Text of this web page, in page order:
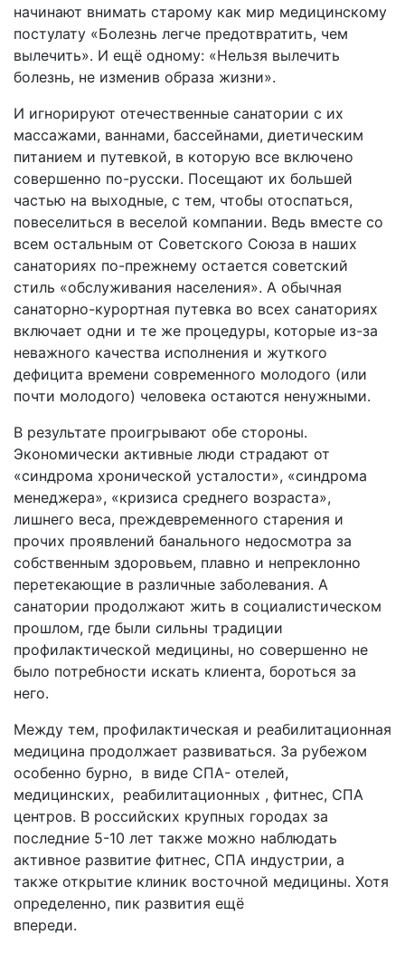
начинают внимать старому как мир медицинскому
постулату «Болезнь легче предотвратить, чем
вылечить». И ещё одному: «Нельзя вылечить
болезнь, не изменив образа жизни».
И игнорируют отечественные санатории с их
массажами, ваннами, бассейнами, диетическим
питанием и путевкой, в которую все включено
совершенно по-русски. Посещают их большей
частью на выходные, с тем, чтобы отоспаться,
повеселиться в веселой компании. Ведь вместе со
всем остальным от Советского Союза в наших
санаториях по-прежнему остается советский
стиль «обслуживания населения». А обычная
санаторно-курортная путевка во всех санаториях
включает одни и те же процедуры, которые из-за
неважного качества исполнения и жуткого
дефицита времени современного молодого (или
почти молодого) человека остаются ненужными.
В результате проигрывают обе стороны.
Экономически активные люди страдают от
«синдрома хронической усталости», «синдрома
менеджера», «кризиса среднего возраста»,
лишнего веса, преждевременного старения и
прочих проявлений банального недосмотра за
собственным здоровьем, плавно и непреклонно
перетекающие в различные заболевания. А
санатории продолжают жить в социалистическом
прошлом, где были сильны традиции
профилактической медицины, но совершенно не
было потребности искать клиента, бороться за
него.
Между тем, профилактическая и реабилитационная
медицина продолжает развиваться. За рубежом
особенно бурно, в виде СПА- отелей,
медицинских, реабилитационных , фитнес, СПА
центров. В российских крупных городах за
последние 5-10 лет также можно наблюдать
активное развитие фитнес, СПА индустрии, а
также открытие клиник восточной медицины. Хотя
определенно, пик развития ещё
впереди.